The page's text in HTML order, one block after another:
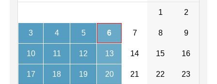
1 2
3 4 5 6 7 8 9
10 11 12 13 14 15 16
17 18 19 20 21 22 23